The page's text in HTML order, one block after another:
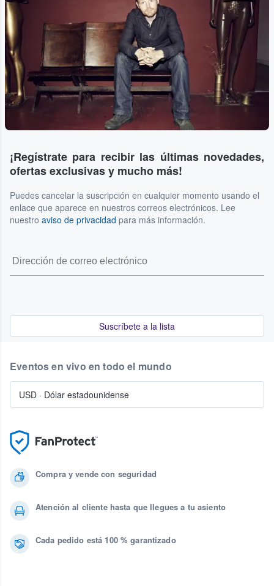
¡Regístrate para recibir las últimas novedades,
ofertas exclusivas y mucho más!
Puedes cancelar la suscripción en cualquier momento usando el
enlace que aparece en nuestros correos electrónicos. Lee
nuestro aviso de privacidad para más información.
Suscríbete a la lista
Compra y vende con seguridad
Atención al cliente hasta que llegues a tu asiento
Cada pedido está 100 % garantizado
Eventos en vivo en todo el mundo
USD · Dólar estadounidense